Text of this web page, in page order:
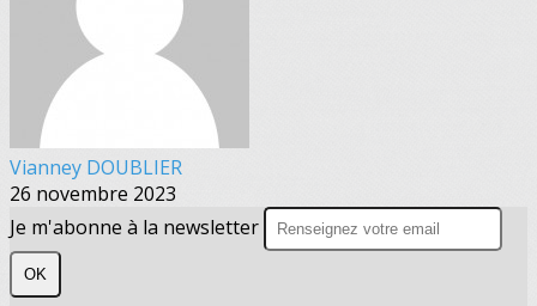
Vianney DOUBLIER
26 novembre 2023
Je m'abonne à la newsletter
OK